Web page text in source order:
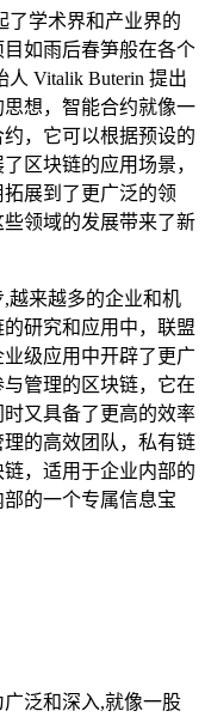
了学术界和产业界的
如雨后春笋般在各个
Vitalik Buterin 提出
想，智能合约就像一
，它可以根据预设的
区块链的应用场景，
展到了更广泛的领
领域的发展带来了新
越来越多的企业和机
研究和应用中，联盟
级应用中开辟了更广
管理的区块链，它在
又具备了更高的效率
的高效团队，私有链
，适用于企业内部的
的一个专属信息宝
泛和深入,就像一股